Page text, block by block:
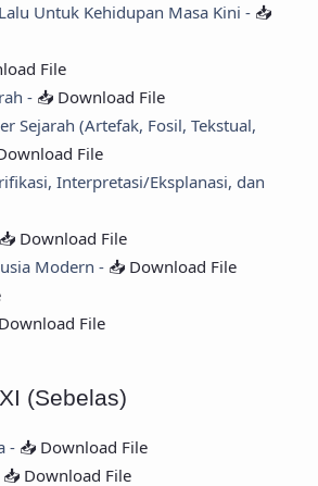
Untuk Kehidupan Masa Kini - 📥
File
- 📥 Download File
Sejarah (Artefak, Fosil, Tekstual,
File
Interpretasi/Eksplanasi, dan
📥 Download File
Modern - 📥 Download File
File
(Sebelas)
- 📥 Download File
📥 Download File